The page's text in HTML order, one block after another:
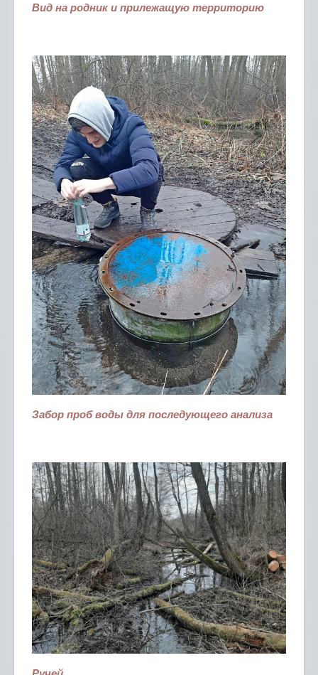
Вид на родник и прилежащую территорию
Забор проб воды для последующего анализа